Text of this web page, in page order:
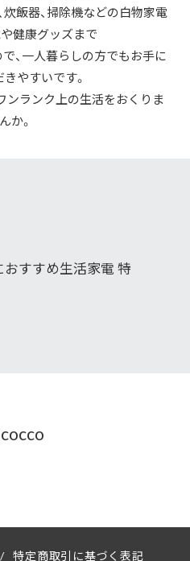
炊飯器、掃除機などの白物家電
健康グッズまで
、一人暮らしの方でもお手に
やすいです。
ンランク上の生活をおくりま
か。
すすめ生活家電 特
/ 特定商取引に基づく表記